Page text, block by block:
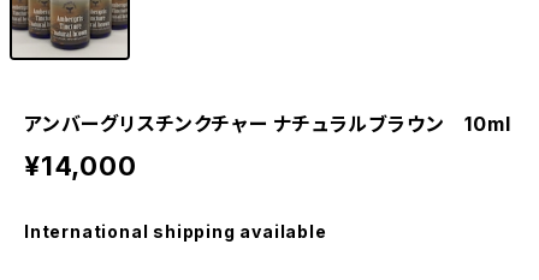
アンバーグリスチンクチャー ナチュラルブラウン 10ml
¥14,000
International shipping available